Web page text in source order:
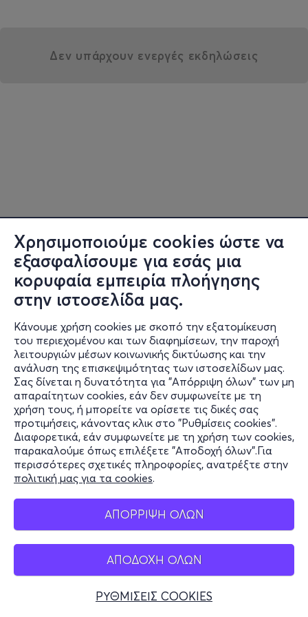
Χρησιμοποιούμε cookies ώστε να
εξασφαλίσουμε για εσάς μια
κορυφαία εμπειρία πλοήγησης
στην ιστοσελίδα μας.
Κάνουμε χρήση cookies με σκοπό την εξατομίκευση
του περιεχομένου και των διαφημίσεων, την παροχή
λειτουργιών μέσων κοινωνικής δικτύωσης και την
ανάλυση της επισκεψιμότητας των ιστοσελίδων μας.
Σας δίνεται η δυνατότητα για "Απόρριψη όλων" των μη
απαραίτητων cookies, εάν δεν συμφωνείτε με τη
χρήση τους, ή μπορείτε να ορίσετε τις δικές σας
προτιμήσεις, κάνοντας κλικ στο "Ρυθμίσεις cookies".
Διαφορετικά, εάν συμφωνείτε με τη χρήση των cookies,
παρακαλούμε όπως επιλέξετε "Αποδοχή όλων".Για
περισσότερες σχετικές πληροφορίες, ανατρέξτε στην
πολιτική μας για τα cookies.
ΑΠΟΡΡΙΨΗ ΟΛΩΝ
ΑΠΟΔΟΧΗ ΟΛΩΝ
ΡΥΘΜΙΣΕΙΣ COOKIES
Δεν υπάρχουν ενεργές εκδηλώσεις